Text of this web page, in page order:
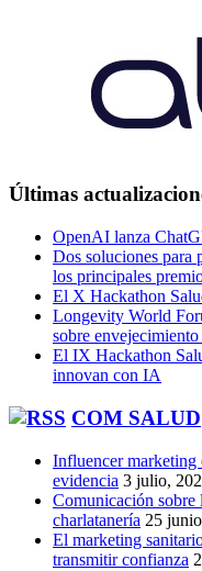
Últimas
OpenAI lanza
Dos soluciones para
los principales
El X Hackathon
Longevity World
sobre
El IX Hackathon
innovan con IA
COM SALUD
Influencer marketing
evidencia 3 julio,
Comunicación sobre
charlatanería 25
El marketing
transmitir confianza